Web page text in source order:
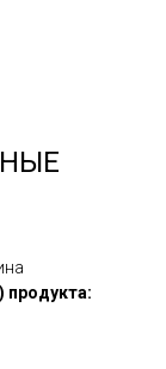
продукта: